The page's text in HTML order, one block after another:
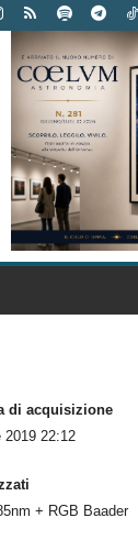
di acquisizione
2019 22:12
+ RGB Baader